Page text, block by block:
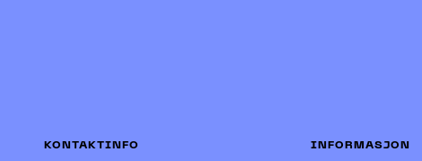
KONTAKTINFO INFORMASJON